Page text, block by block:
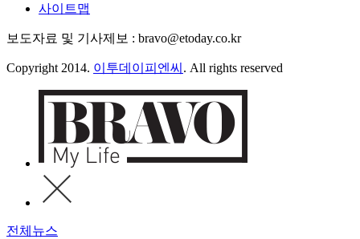
사이트맵
보도자료 및 기사제보 : bravo@etoday.co.kr
Copyright 2014. 이투데이피엔씨 . All rights reserved
전체뉴스